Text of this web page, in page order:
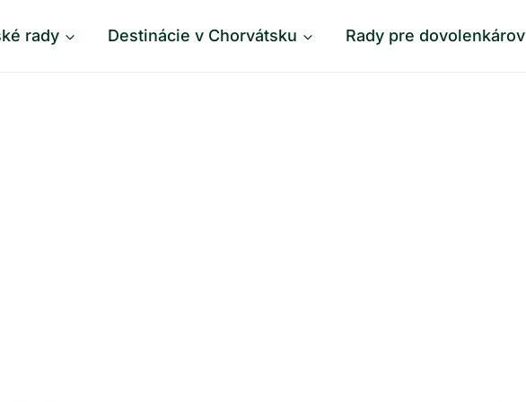
rady Destinácie v Chorvátsku Rady pre dovolenkárov